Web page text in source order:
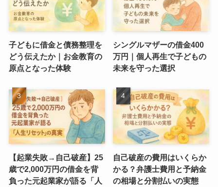
子どもに借金と債務整理を
どう伝えたか｜お金教育の
原点となった体験
シングルマザーの借金400
万円｜個人再生で子どもの
未来を守った選択
【起業失敗→自己破産】25
歳で2,000万円の借金を背
負った元起業家が語る「人
自己破産の費用はいくらか
かる？弁護士費用と予納金
の相場と分割払いの実態